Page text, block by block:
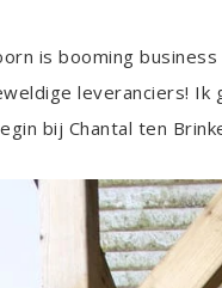
is booming
leveranciers! Ik
bij Chantal ten